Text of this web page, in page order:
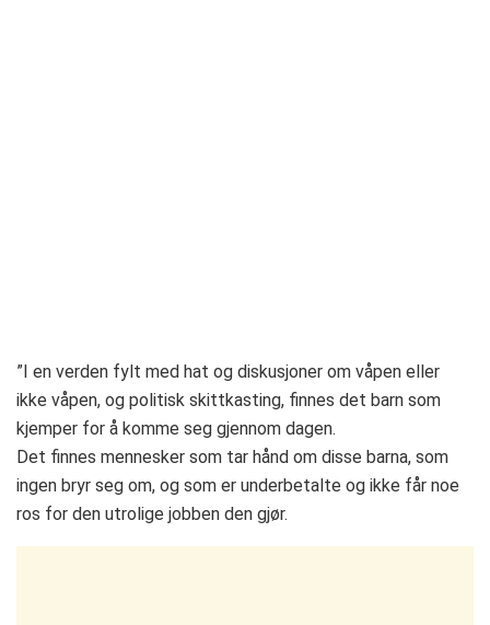
”I en verden fylt med hat og diskusjoner om våpen eller
ikke våpen, og politisk skittkasting, finnes det barn som
kjemper for å komme seg gjennom dagen.
Det finnes mennesker som tar hånd om disse barna, som
ingen bryr seg om, og som er underbetalte og ikke får noe
ros for den utrolige jobben den gjør.